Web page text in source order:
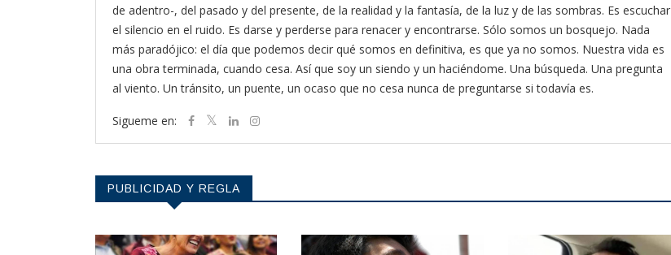
de adentro-, del pasado y del presente, de la realidad y la fantasía, de la luz y de las sombras. Es escuchar
el silencio en el ruido. Es darse y perderse para renacer y encontrarse. Sólo somos un bosquejo. Nada
más paradójico: el día que podemos decir qué somos en definitiva, es que ya no somos. Nuestra vida es
una obra terminada, cuando cesa. Así que soy un siendo y un haciéndome. Una búsqueda. Una pregunta
al viento. Un tránsito, un puente, un ocaso que no cesa nunca de preguntarse si todavía es.
Sigueme en:
PUBLICIDAD Y REGLA